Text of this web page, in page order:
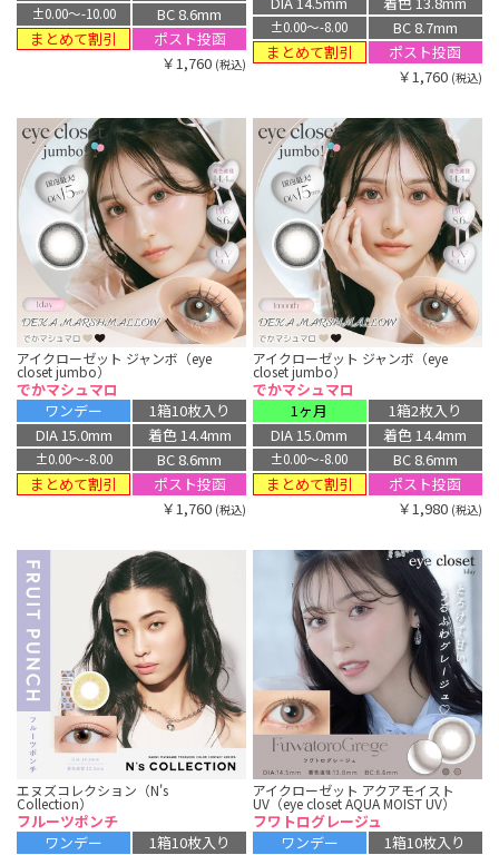
±0.00〜-10.00
BC 8.6mm
まとめて割引
ポスト投函
￥1,760 (税込)
±0.00〜-8.00
BC 8.7mm
まとめて割引
ポスト投函
￥1,760 (税込)
アイクローゼット ジャンボ（eye
closet jumbo）
でかマシュマロ
ワンデー
1箱10枚入り
DIA 15.0mm
着色 14.4mm
±0.00〜-8.00
BC 8.6mm
まとめて割引
ポスト投函
￥1,760 (税込)
アイクローゼット ジャンボ（eye
closet jumbo）
でかマシュマロ
1ヶ月
1箱2枚入り
DIA 15.0mm
着色 14.4mm
±0.00〜-8.00
BC 8.6mm
まとめて割引
ポスト投函
￥1,980 (税込)
エヌズコレクション（N's
Collection）
フルーツポンチ
ワンデー
1箱10枚入り
アイクローゼット アクアモイスト
UV（eye closet AQUA MOIST UV）
フワトログレージュ
ワンデー
1箱10枚入り